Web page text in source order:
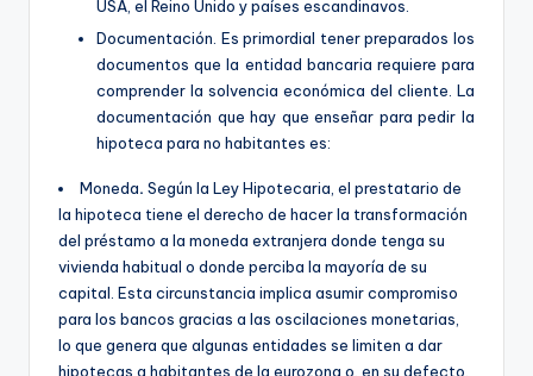
USA, el Reino Unido y países escandinavos.
Documentación. Es primordial tener preparados los
documentos que la entidad bancaria requiere para
comprender la solvencia económica del cliente. La
documentación que hay que enseñar para pedir la
hipoteca para no habitantes es:
Moneda. Según la Ley Hipotecaria, el prestatario de
la hipoteca tiene el derecho de hacer la transformación
del préstamo a la moneda extranjera donde tenga su
vivienda habitual o donde perciba la mayoría de su
capital. Esta circunstancia implica asumir compromiso
para los bancos gracias a las oscilaciones monetarias,
lo que genera que algunas entidades se limiten a dar
hipotecas a habitantes de la eurozona o, en su defecto,